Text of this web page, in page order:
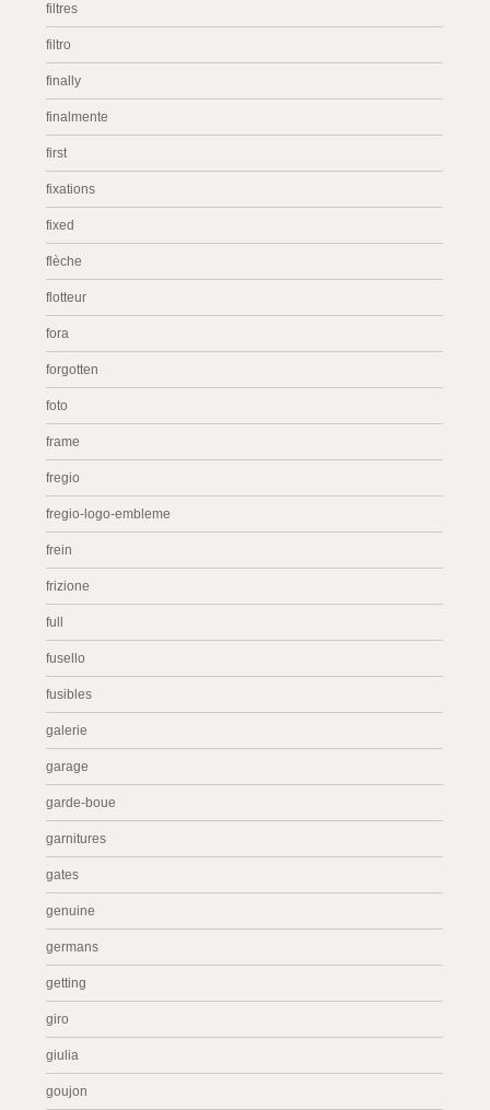
filtres
filtro
finally
finalmente
first
fixations
fixed
flèche
flotteur
fora
forgotten
foto
frame
fregio
fregio-logo-embleme
frein
frizione
full
fusello
fusibles
galerie
garage
garde-boue
garnitures
gates
genuine
germans
getting
giro
giulia
goujon